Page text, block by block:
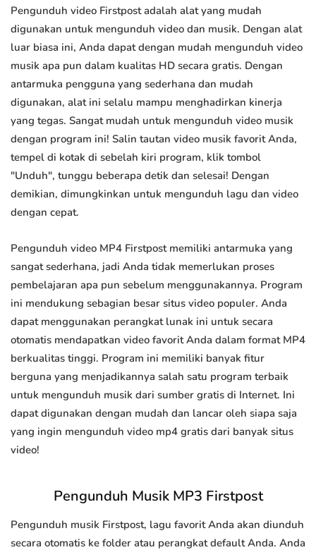
Pengunduh video Firstpost adalah alat yang mudah
digunakan untuk mengunduh video dan musik. Dengan alat
luar biasa ini, Anda dapat dengan mudah mengunduh video
musik apa pun dalam kualitas HD secara gratis. Dengan
antarmuka pengguna yang sederhana dan mudah
digunakan, alat ini selalu mampu menghadirkan kinerja
yang tegas. Sangat mudah untuk mengunduh video musik
dengan program ini! Salin tautan video musik favorit Anda,
tempel di kotak di sebelah kiri program, klik tombol
"Unduh", tunggu beberapa detik dan selesai! Dengan
demikian, dimungkinkan untuk mengunduh lagu dan video
dengan cepat.
Pengunduh video MP4 Firstpost memiliki antarmuka yang
sangat sederhana, jadi Anda tidak memerlukan proses
pembelajaran apa pun sebelum menggunakannya. Program
ini mendukung sebagian besar situs video populer. Anda
dapat menggunakan perangkat lunak ini untuk secara
otomatis mendapatkan video favorit Anda dalam format MP4
berkualitas tinggi. Program ini memiliki banyak fitur
berguna yang menjadikannya salah satu program terbaik
untuk mengunduh musik dari sumber gratis di Internet. Ini
dapat digunakan dengan mudah dan lancar oleh siapa saja
yang ingin mengunduh video mp4 gratis dari banyak situs
video!
Pengunduh Musik MP3 Firstpost
Pengunduh musik Firstpost, lagu favorit Anda akan diunduh
secara otomatis ke folder atau perangkat default Anda. Anda